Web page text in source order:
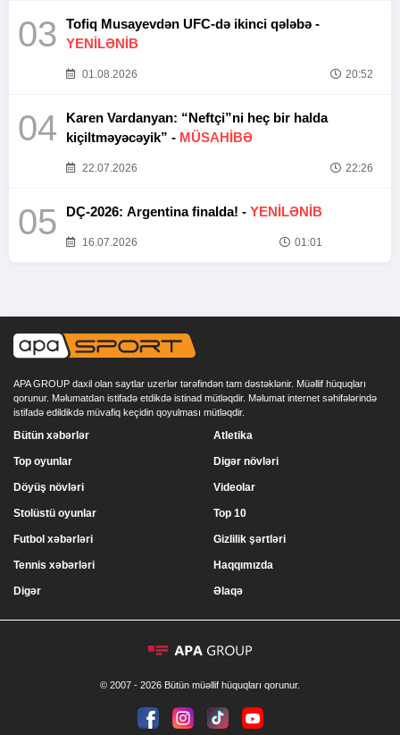
03
Tofiq Musayevdən UFC-də ikinci qələbə -
YENİLƏNİB
01.08.2026 20:52
04
Karen Vardanyan: “Neftçi”ni heç bir halda
kiçiltməyəcəyik” - MÜSAHİBƏ
22.07.2026 22:26
05 DÇ-2026: Argentina finalda! - YENİLƏNİB
16.07.2026 01:01
APA GROUP daxil olan saytlar uzerlər tərəfindən tam dəstəklənir. Müəllif hüquqları
qorunur. Məlumatdan istifadə etdikdə istinad mütləqdir. Məlumat internet səhifələrində
istifadə edildikdə müvafiq keçidin qoyulması mütləqdir.
Bütün xəbərlər
Top oyunlar
Döyüş növləri
Stolüstü oyunlar
Atletika
Digər növləri
Videolar
Top 10
Futbol xəbərləri
Tennis xəbərləri
Digər
Gizlilik şərtləri
Haqqımızda
Əlaqə
© 2007 - 2026 Bütün müəllif hüquqları qorunur.